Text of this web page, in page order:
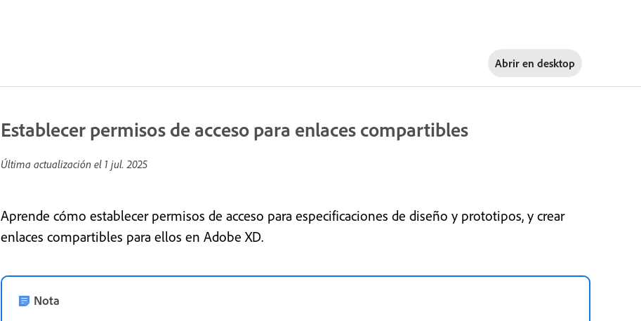
Abrir en desktop
Establecer permisos de acceso para enlaces compartibles
Última actualización el 1 jul. 2025
Aprende cómo establecer permisos de acceso para especificaciones de diseño y prototipos, y crear
enlaces compartibles para ellos en Adobe XD.
Nota